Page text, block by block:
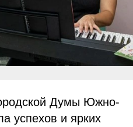
Думы Южно-
успехов и ярких